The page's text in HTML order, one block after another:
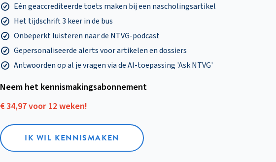
Eén geaccrediteerde toets maken bij een nascholingsartikel
Het tijdschrift 3 keer in de bus
Onbeperkt luisteren naar de NTVG-podcast
Gepersonaliseerde alerts voor artikelen en dossiers
Antwoorden op al je vragen via de AI-toepassing 'Ask NTVG'
Neem het kennismakings­abonnement
€ 34,97 voor 12 weken!
IK WIL KENNISMAKEN